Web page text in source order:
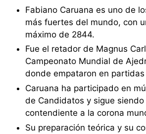
Fabiano Caruana es uno de
más fuertes del mundo, con
máximo de 2844.
Fue el retador de Magnus
Campeonato Mundial de
donde empataron en partidas
Caruana ha participado en
de Candidatos y sigue siendo
contendiente a la corona
Su preparación teórica y su